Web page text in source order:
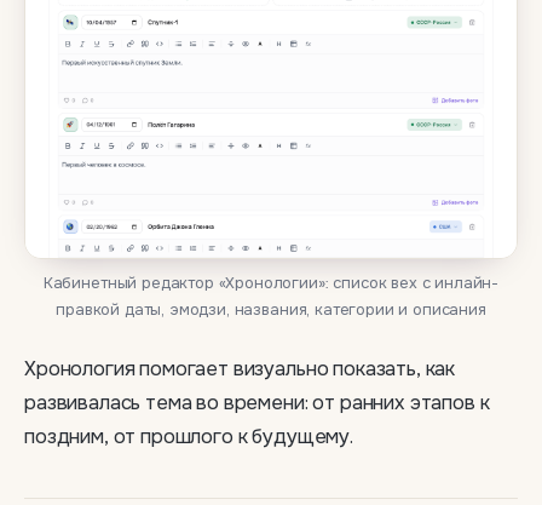
Кабинетный редактор «Хронологии»: список вех с инлайн-
правкой даты, эмодзи, названия, категории и описания
Хронология помогает визуально показать, как
развивалась тема во времени: от ранних этапов к
поздним, от прошлого к будущему.